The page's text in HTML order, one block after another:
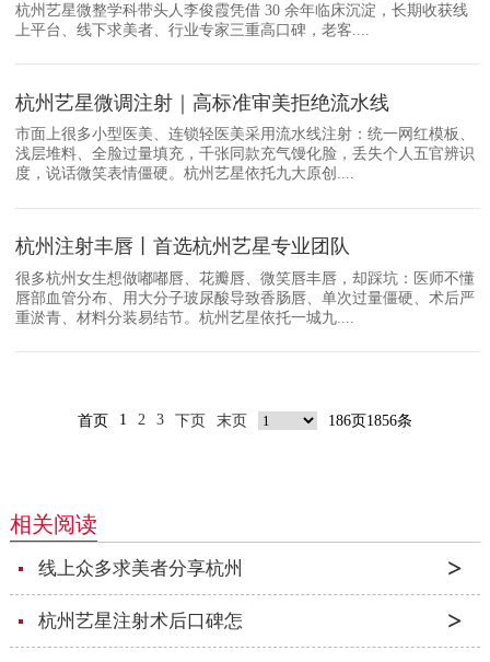
杭州艺星微整学科带头人李俊霞凭借 30 余年临床沉淀，长期收获线
上平台、线下求美者、行业专家三重高口碑，老客....
杭州艺星微调注射｜高标准审美拒绝流水线
市面上很多小型医美、连锁轻医美采用流水线注射：统一网红模板、
浅层堆料、全脸过量填充，千张同款充气馒化脸，丢失个人五官辨识
度，说话微笑表情僵硬。杭州艺星依托九大原创....
杭州注射丰唇丨首选杭州艺星专业团队
很多杭州女生想做嘟嘟唇、花瓣唇、微笑唇丰唇，却踩坑：医师不懂
唇部血管分布、用大分子玻尿酸导致香肠唇、单次过量僵硬、术后严
重淤青、材料分装易结节。杭州艺星依托一城九....
首页 1 2 3 下页 末页 186页1856条
相关阅读
线上众多求美者分享杭州
杭州艺星注射术后口碑怎